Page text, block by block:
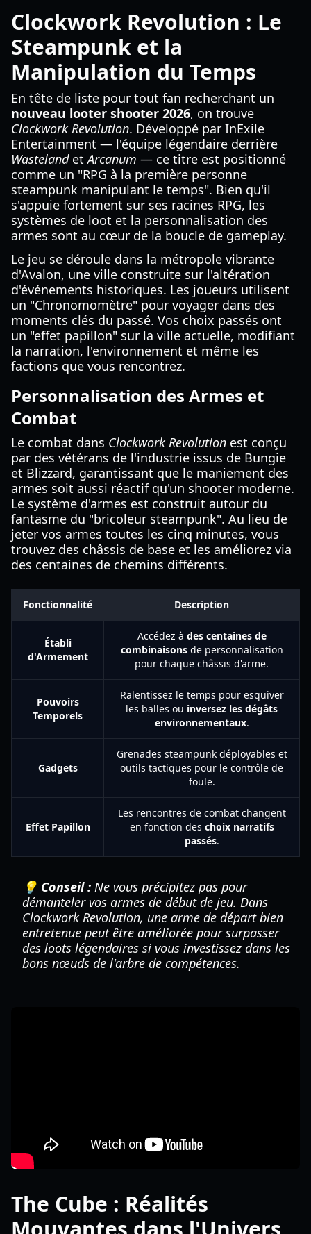
Clockwork Revolution : Le
Steampunk et la
Manipulation du Temps
En tête de liste pour tout fan recherchant un
nouveau looter shooter 2026, on trouve
Clockwork Revolution. Développé par InExile
Entertainment — l'équipe légendaire derrière
WastelandetArcanum — ce titre est positionné
comme un "RPG à la première personne
steampunk manipulant le temps". Bien qu'il
s'appuie fortement sur ses racines RPG, les
systèmes de loot et la personnalisation des
armes sont au cœur de la boucle de gameplay.
Le jeu se déroule dans la métropole vibrante
d'Avalon, une ville construite sur l'altération
d'événements historiques. Les joueurs utilisent
un "Chronomomètre" pour voyager dans des
moments clés du passé. Vos choix passés ont
un "effet papillon" sur la ville actuelle, modifiant
la narration, l'environnement et même les
factions que vous rencontrez.
Personnalisation des Armes et
Combat
Le combat dans Clockwork Revolution est conçu
par des vétérans de l'industrie issus de Bungie
et Blizzard, garantissant que le maniement des
armes soit aussi réactif qu'un shooter moderne.
Le système d'armes est construit autour du
fantasme du "bricoleur steampunk". Au lieu de
jeter vos armes toutes les cinq minutes, vous
trouvez des châssis de base et les améliorez via
des centaines de chemins différents.
Fonctionnalité Description
Établi
d'Armement
Accédez à des centaines de
combinaisonsde personnalisation
pour chaque châssis d'arme.
Pouvoirs
Temporels
Ralentissez le temps pour esquiver
les balles ou inversez les dégâts
environnementaux.
Gadgets
Grenades steampunk déployables et
outils tactiques pour le contrôle de
foule.
Effet Papillon
Les rencontres de combat changent
en fonction des choix narratifs
passés.
💡 Conseil : Ne vous précipitez pas pour
démanteler vos armes de début de jeu. Dans
Clockwork Revolution, une arme de départ bien
entretenue peut être améliorée pour surpasser
des loots légendaires si vous investissez dans les
bons nœuds de l'arbre de compétences.
The Cube : Réalités